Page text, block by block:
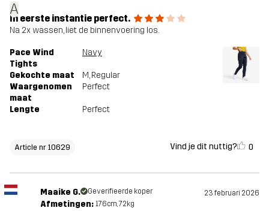
A
In eerste instantie perfect.
Na 2x wassen, liet de binnenvoering los.
Pace Wind
Tights
Navy
Gekochte maat M, Regular
Waargenomen
maat
Perfect
Lengte Perfect
Article nr 10629 Vind je dit nuttig? 0
Maaike G. Geverifieerde koper 23 februari 2026
Afmetingen: 176cm, 72kg